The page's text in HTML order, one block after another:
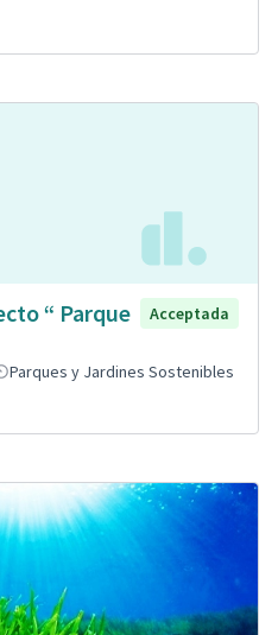
“ Parque
Acceptada
Parques y Jardines Sostenibles